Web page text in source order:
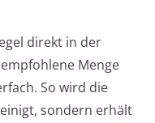
direkt in der
Menge
So wird die
sondern erhält